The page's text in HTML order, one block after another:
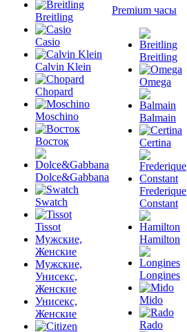
Breitling
Casio
Calvin Klein
Chopard
Moschino
Восток
Dolce&Gabbana
Swatch
Tissot
Мужские,
Женские
Мужские,
Унисекс,
Женские
Унисекс,
Женские
Premium часы
Breitling
Omega
Balmain
Certina
Frederique
Constant
Hamilton
Longines
Mido
Rado